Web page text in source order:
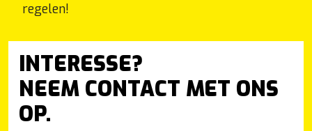
regelen!
INTERESSE?
NEEM CONTACT MET ONS
OP.